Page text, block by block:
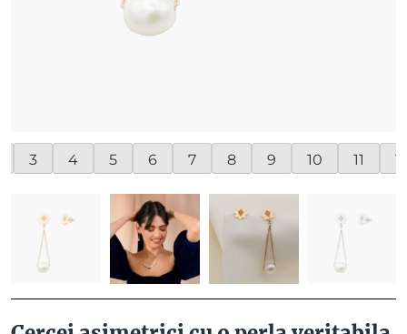
3 4 5 6 7 8 9 10 11